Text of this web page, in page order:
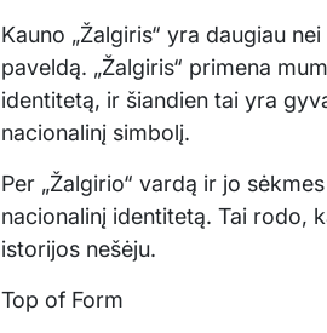
Kauno „Žalgiris“ yra daugiau
paveldą. „Žalgiris“ primena
identitetą, ir šiandien tai yra
nacionalinį simbolį.
Per „Žalgirio“ vardą ir jo
nacionalinį identitetą. Tai rodo,
istorijos nešėju.
Top of Form